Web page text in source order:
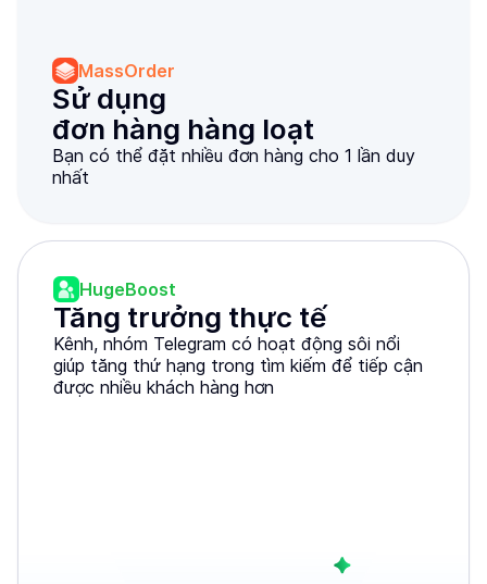
MassOrder
Sử dụng
đơn hàng hàng loạt
Bạn có thể đặt nhiều đơn hàng cho 1 lần duy
nhất
HugeBoost
Tăng trưởng thực tế
Kênh, nhóm Telegram có hoạt động sôi nổi
giúp tăng thứ hạng trong tìm kiếm để tiếp cận
được nhiều khách hàng hơn